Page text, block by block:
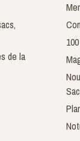
de la